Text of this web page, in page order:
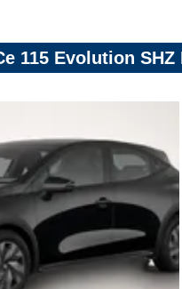
115 Evolution SHZ